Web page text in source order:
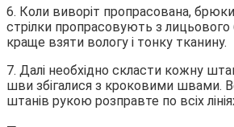
6. Коли виворіт пропрасована,
стрілки пропрасовують з лицьового
краще взяти вологу і тонку тканину.
7. Далі необхідно скласти кожну
шви збігалися з кроковими швами.
штанів рукою розправте по всіх